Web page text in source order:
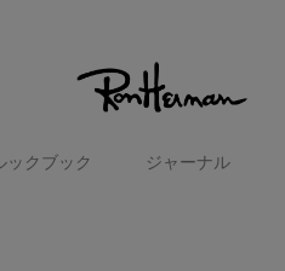
ックブック ジャーナル